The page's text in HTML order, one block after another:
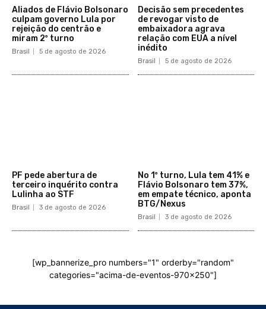
Aliados de Flávio Bolsonaro
culpam governo Lula por
rejeição do centrão e
miram 2º turno
Brasil 5 de agosto de 2026
Decisão sem precedentes
de revogar visto de
embaixadora agrava
relação com EUA a nível
inédito
Brasil 5 de agosto de 2026
PF pede abertura de
terceiro inquérito contra
Lulinha ao STF
Brasil 3 de agosto de 2026
No 1º turno, Lula tem 41% e
Flávio Bolsonaro tem 37%,
em empate técnico, aponta
BTG/Nexus
Brasil 3 de agosto de 2026
[wp_bannerize_pro numbers="1" orderby="random"
categories="acima-de-eventos-970x250"]